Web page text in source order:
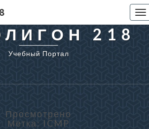
218
Учебный Портал
Просмотрено
Метка: ICMP